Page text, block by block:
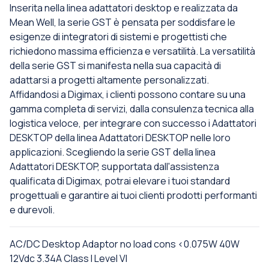
Inserita nella linea adattatori desktop e realizzata da
Mean Well, la serie GST è pensata per soddisfare le
esigenze di integratori di sistemi e progettisti che
richiedono massima efficienza e versatilità. La versatilità
della serie GST si manifesta nella sua capacità di
adattarsi a progetti altamente personalizzati.
Affidandosi a Digimax, i clienti possono contare su una
gamma completa di servizi, dalla consulenza tecnica alla
logistica veloce, per integrare con successo i Adattatori
DESKTOP della linea Adattatori DESKTOP nelle loro
applicazioni. Scegliendo la serie GST della linea
Adattatori DESKTOP, supportata dall'assistenza
qualificata di Digimax, potrai elevare i tuoi standard
progettuali e garantire ai tuoi clienti prodotti performanti
e durevoli.
AC/DC Desktop Adaptor no load cons <0.075W 40W
12Vdc 3.34A Class I Level VI